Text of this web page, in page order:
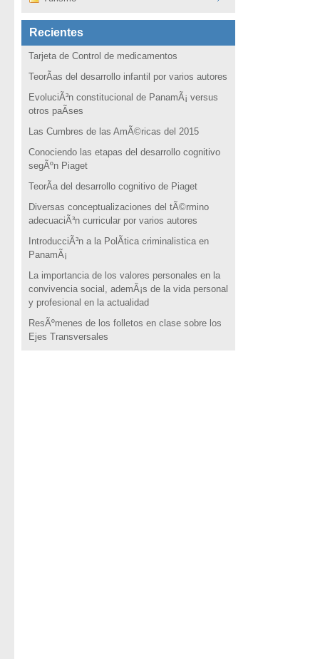
Recientes
Tarjeta de Control de medicamentos
TeorÃ­as del desarrollo infantil por varios autores
EvoluciÃ³n constitucional de PanamÃ¡ versus
otros paÃ­ses
Las Cumbres de las AmÃ©ricas del 2015
Conociendo las etapas del desarrollo cognitivo
segÃºn Piaget
TeorÃ­a del desarrollo cognitivo de Piaget
Diversas conceptualizaciones del tÃ©rmino
adecuaciÃ³n curricular por varios autores
IntroducciÃ³n a la PolÃ­tica criminalistica en
PanamÃ¡
La importancia de los valores personales en la
convivencia social, ademÃ¡s de la vida personal
y profesional en la actualidad
ResÃºmenes de los folletos en clase sobre los
Ejes Transversales